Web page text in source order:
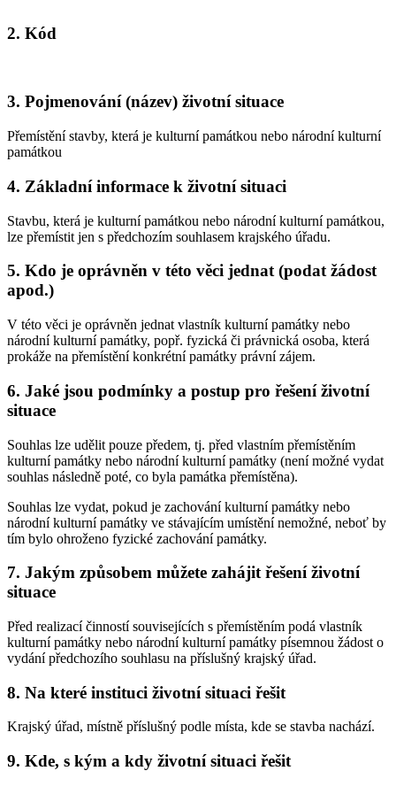
2. Kód
3. Pojmenování (název) životní situace
Přemístění stavby, která je kulturní památkou nebo národní kulturní
památkou
4. Základní informace k životní situaci
Stavbu, která je kulturní památkou nebo národní kulturní památkou,
lze přemístit jen s předchozím souhlasem krajského úřadu.
5. Kdo je oprávněn v této věci jednat (podat žádost
apod.)
V této věci je oprávněn jednat vlastník kulturní památky nebo
národní kulturní památky, popř. fyzická či právnická osoba, která
prokáže na přemístění konkrétní památky právní zájem.
6. Jaké jsou podmínky a postup pro řešení životní
situace
Souhlas lze udělit pouze předem, tj. před vlastním přemístěním
kulturní památky nebo národní kulturní památky (není možné vydat
souhlas následně poté, co byla památka přemístěna).
Souhlas lze vydat, pokud je zachování kulturní památky nebo
národní kulturní památky ve stávajícím umístění nemožné, neboť by
tím bylo ohroženo fyzické zachování památky.
7. Jakým způsobem můžete zahájit řešení životní
situace
Před realizací činností souvisejících s přemístěním podá vlastník
kulturní památky nebo národní kulturní památky písemnou žádost o
vydání předchozího souhlasu na příslušný krajský úřad.
8. Na které instituci životní situaci řešit
Krajský úřad, místně příslušný podle místa, kde se stavba nachází.
9. Kde, s kým a kdy životní situaci řešit